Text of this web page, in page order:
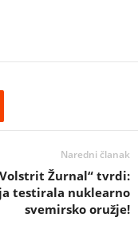
Naredni članak
Žurnal“ tvrdi:
testirala nuklearno
svemirsko oružje!